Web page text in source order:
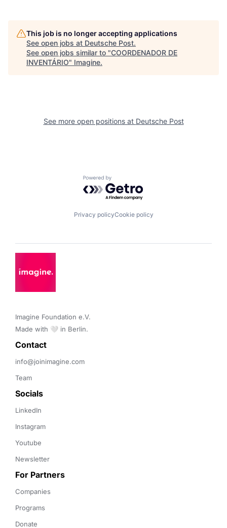
This job is no longer accepting applications
See open jobs at Deutsche Post.
See open jobs similar to "COORDENADOR DE
INVENTÁRIO" Imagine.
See more open positions at Deutsche Post
Powered by Getro.com
Privacy policyCookie policy
Imagine Foundation e.V.
Made with 🤍 in Berlin.
Contact
info@joinimagine.com
Team
Socials
LinkedIn
Instagram
Youtube
Newsletter
For Partners
Companies
Programs
Donate